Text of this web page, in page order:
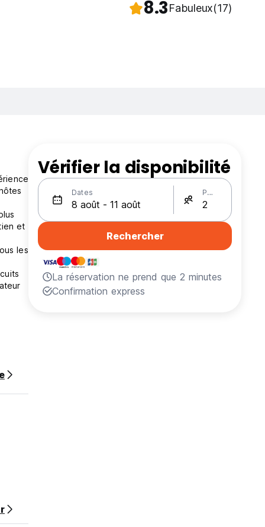
8.3Fabuleux(17)
et
les
Vérifier la disponibilité
Dates Personnes
Rechercher
La réservation ne prend que 2 minutes
Confirmation express